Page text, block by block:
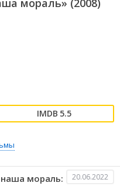
мораль» (2008)
5.5
мораль: 20.06.2022